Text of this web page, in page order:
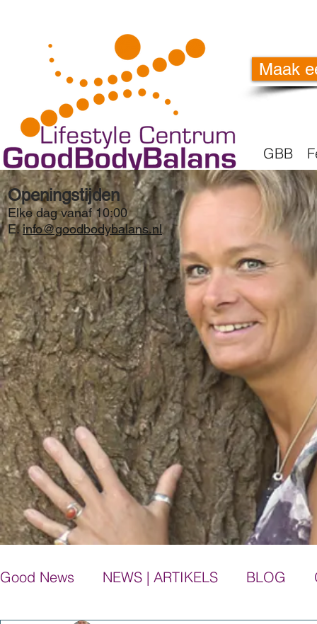
Maak
GBB
Good News NEWS | ARTIKELS BLOG
Openingstijden
Elke dag vanaf 10:00
E.info@goodbodybalans.nl